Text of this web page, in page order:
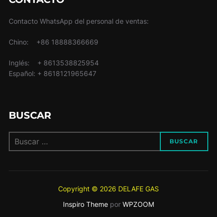
Contacto WhatsApp del personal de ventas:
Chino: +86 18888366669
Inglés: + 8613538825954
Español: + 8618121965647
BUSCAR
BUSCAR
Copyright © 2026 DELAFE GAS
Inspiro Theme por WPZOOM